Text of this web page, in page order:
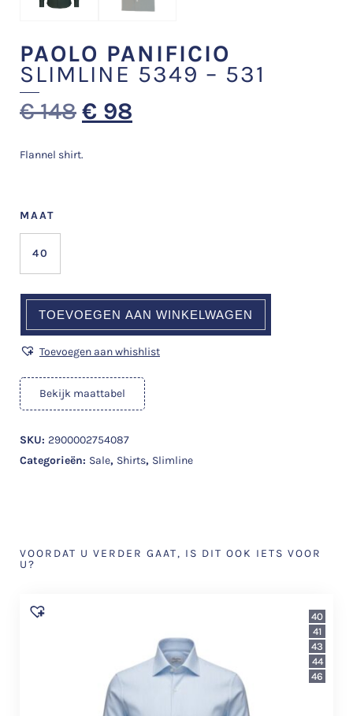
PAOLO PANIFICIO
SLIMLINE 5349 – 531
€148€ 98
Flannel shirt.
MAAT
40
TOEVOEGEN AAN WINKELWAGEN
Toevoegen aan whishlist
Bekijk maattabel
SKU: 2900002754087
Categorieën: Sale, Shirts, Slimline
VOORDAT U VERDER GAAT, IS DIT OOK IETS VOOR
U?
40
41
43
44
46